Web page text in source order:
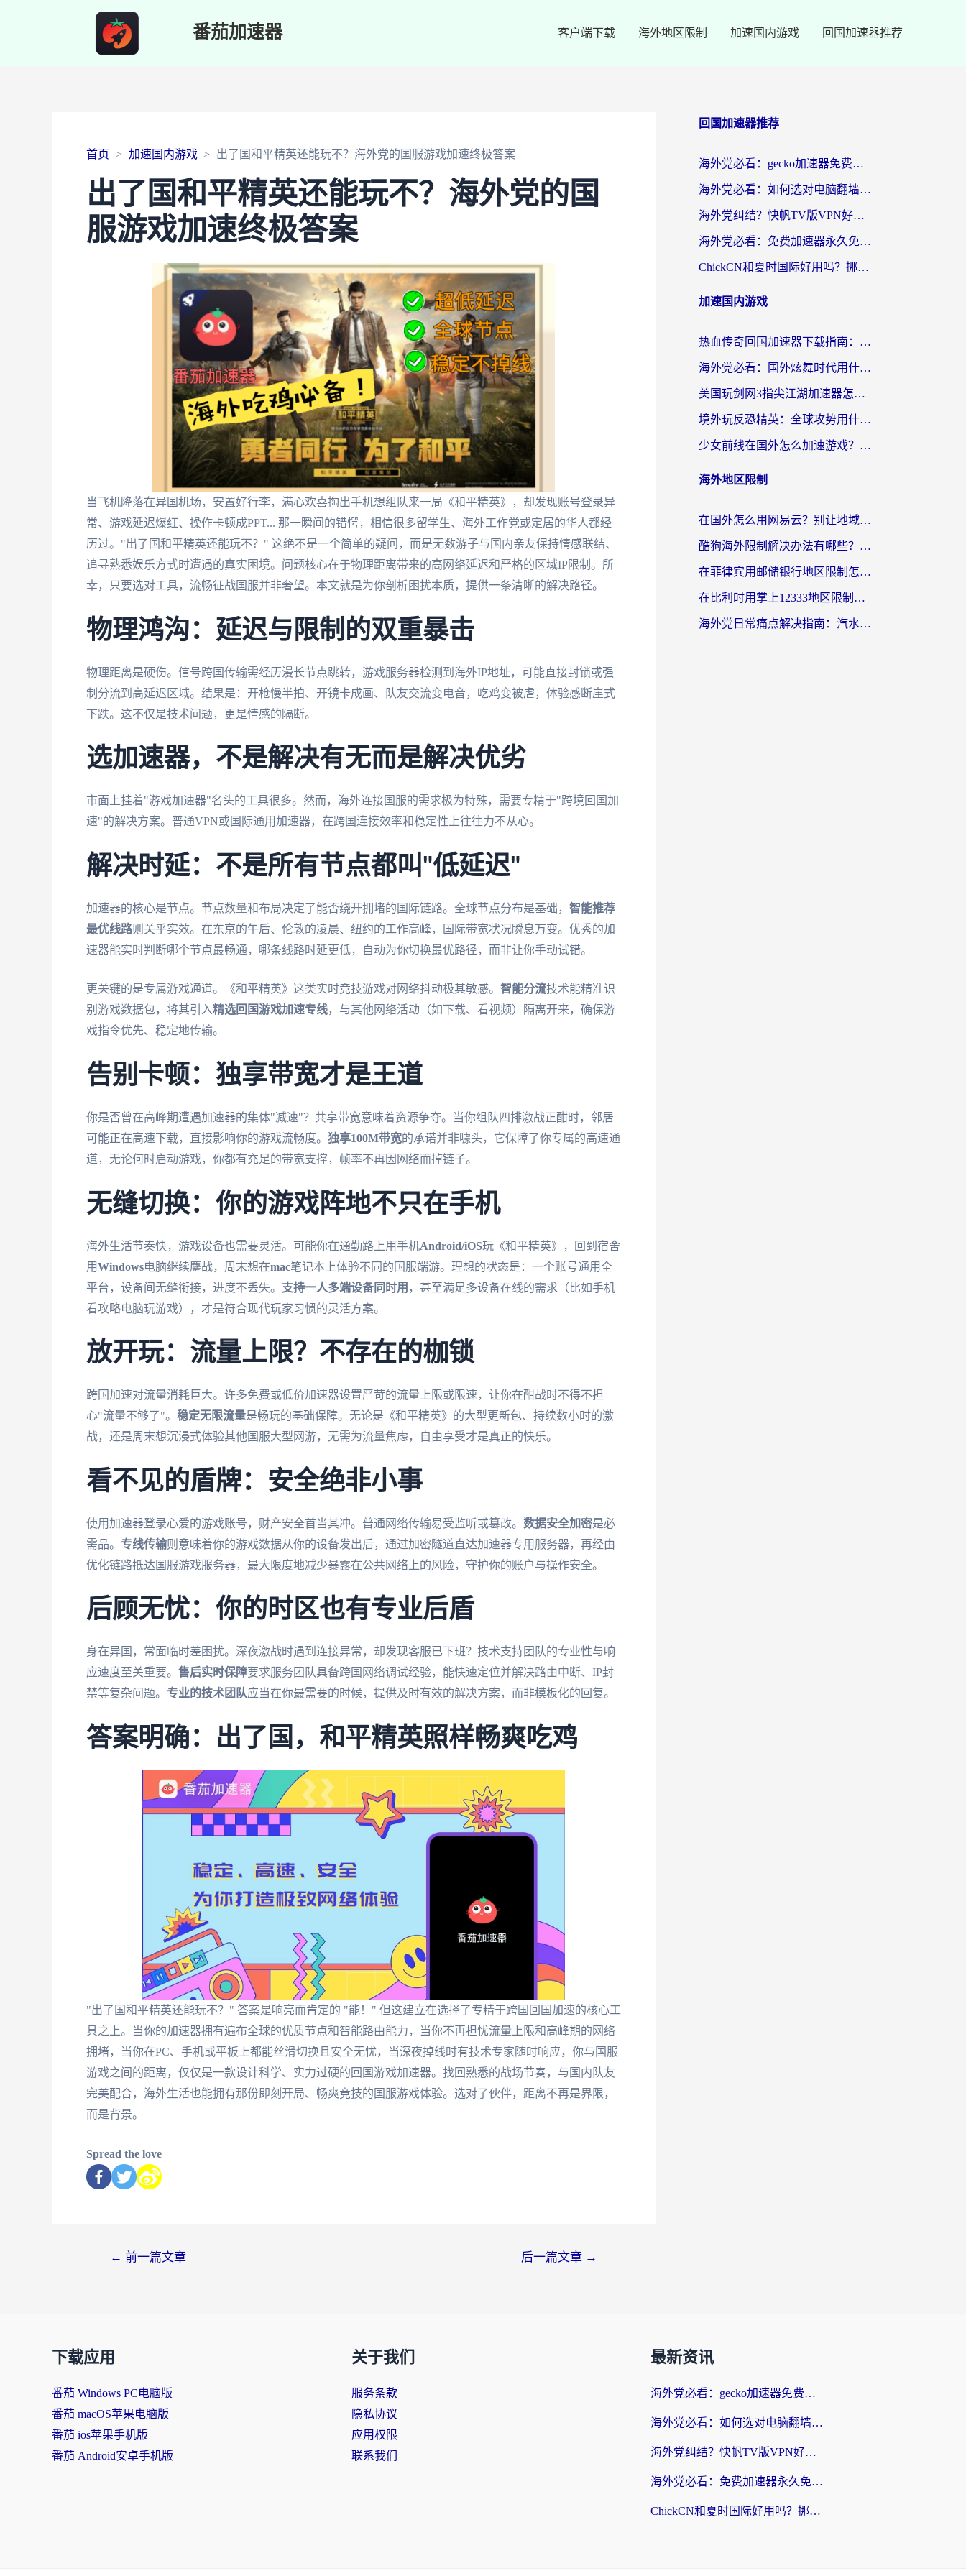
番茄加速器 客户端下载 海外地区限制 加速国内游戏 回国加速器推荐
首页 加速国内游戏 出了国和平精英还能玩不？海外党的国服游戏加速终极答案
出了国和平精英还能玩不？海外党的国
服游戏加速终极答案
当飞机降落在异国机场，安置好行李，满心欢喜掏出手机想组队来一局《和平精英》，却发现账号登录异
常、游戏延迟爆红、操作卡顿成PPT... 那一瞬间的错愕，相信很多留学生、海外工作党或定居的华人都经
历过。"出了国和平精英还能玩不？" 这绝不是一个简单的疑问，而是无数游子与国内亲友保持情感联结、
追寻熟悉娱乐方式时遭遇的真实困境。问题核心在于物理距离带来的高网络延迟和严格的区域IP限制。所
幸，只要选对工具，流畅征战国服并非奢望。本文就是为你剖析困扰本质，提供一条清晰的解决路径。
物理鸿沟：延迟与限制的双重暴击
物理距离是硬伤。信号跨国传输需经历漫长节点跳转，游戏服务器检测到海外IP地址，可能直接封锁或强
制分流到高延迟区域。结果是：开枪慢半拍、开镜卡成画、队友交流变电音，吃鸡变被虐，体验感断崖式
下跌。这不仅是技术问题，更是情感的隔断。
选加速器，不是解决有无而是解决优劣
市面上挂着"游戏加速器"名头的工具很多。然而，海外连接国服的需求极为特殊，需要专精于"跨境回国加
速"的解决方案。普通VPN或国际通用加速器，在跨国连接效率和稳定性上往往力不从心。
解决时延：不是所有节点都叫"低延迟"
加速器的核心是节点。节点数量和布局决定了能否绕开拥堵的国际链路。全球节点分布是基础， 智能推荐
最优线路则关乎实效。在东京的午后、伦敦的凌晨、纽约的工作高峰，国际带宽状况瞬息万变。优秀的加
速器能实时判断哪个节点最畅通，哪条线路时延更低，自动为你切换最优路径，而非让你手动试错。
更关键的是专属游戏通道。《和平精英》这类实时竞技游戏对网络抖动极其敏感。 智能分流技术能精准识
别游戏数据包，将其引入精选回国游戏加速专线，与其他网络活动（如下载、看视频）隔离开来，确保游
戏指令优先、稳定地传输。
告别卡顿：独享带宽才是王道
你是否曾在高峰期遭遇加速器的集体"减速"？共享带宽意味着资源争夺。当你组队四排激战正酣时，邻居
可能正在高速下载，直接影响你的游戏流畅度。 独享100M带宽的承诺并非噱头，它保障了你专属的高速通
道，无论何时启动游戏，你都有充足的带宽支撑，帧率不再因网络而掉链子。
无缝切换：你的游戏阵地不只在手机
海外生活节奏快，游戏设备也需要灵活。可能你在通勤路上用手机Android/iOS玩《和平精英》，回到宿舍
用Windows电脑继续鏖战，周末想在mac笔记本上体验不同的国服端游。理想的状态是：一个账号通用全
平台，设备间无缝衔接，进度不丢失。 支持一人多端设备同时用 ，甚至满足多设备在线的需求（比如手机
看攻略电脑玩游戏），才是符合现代玩家习惯的灵活方案。
放开玩：流量上限？不存在的枷锁
跨国加速对流量消耗巨大。许多免费或低价加速器设置严苛的流量上限或限速，让你在酣战时不得不担
心"流量不够了"。 稳定无限流量是畅玩的基础保障。无论是《和平精英》的大型更新包、持续数小时的激
战，还是周末想沉浸式体验其他国服大型网游，无需为流量焦虑，自由享受才是真正的快乐。
看不见的盾牌：安全绝非小事
使用加速器登录心爱的游戏账号，财产安全首当其冲。普通网络传输易受监听或篡改。 数据安全加密是必
需品。 专线传输则意味着你的游戏数据从你的设备发出后，通过加密隧道直达加速器专用服务器，再经由
优化链路抵达国服游戏服务器，最大限度地减少暴露在公共网络上的风险，守护你的账户与操作安全。
后顾无忧：你的时区也有专业后盾
身在异国，常面临时差困扰。深夜激战时遇到连接异常，却发现客服已下班？技术支持团队的专业性与响
应速度至关重要。 售后实时保障要求服务团队具备跨国网络调试经验，能快速定位并解决路由中断、IP封
禁等复杂问题。 专业的技术团队应当在你最需要的时候，提供及时有效的解决方案，而非模板化的回复。
答案明确：出了国，和平精英照样畅爽吃鸡
"出了国和平精英还能玩不？" 答案是响亮而肯定的 "能！" 但这建立在选择了专精于跨国回国加速的核心工
具之上。当你的加速器拥有遍布全球的优质节点和智能路由能力，当你不再担忧流量上限和高峰期的网络
拥堵，当你在PC、手机或平板上都能丝滑切换且安全无忧，当深夜掉线时有技术专家随时响应，你与国服
游戏之间的距离，仅仅是一款设计科学、实力过硬的回国游戏加速器。找回熟悉的战场节奏，与国内队友
完美配合，海外生活也能拥有那份即刻开局、畅爽竞技的国服游戏体验。选对了伙伴，距离不再是界限，
而是背景。
Spread the love
← 前一篇文章 后一篇文章 →
回国加速器推荐
海外党必看：gecko加速器免费试用？教你选对回国加速器，无缝刷国内剧玩游戏
海外党必看：如何选对电脑翻墙回国软件，轻松解锁国内资源？
海外党纠结？快帆TV版VPN好用吗？和扇贝手游VPN对比哪个回国效果更好？
海外党必看：免费加速器永久免费真的存在吗？教你选对回国加速器无缝刷国内资源
ChickCN和夏时国际好用吗？挪威留学生亲测3款回国加速器，附穿梭和加速喵对比指南
加速国内游戏
热血传奇回国加速器下载指南：海外玩家如何流畅砍怪不卡顿？
海外党必看：国外炫舞时代用什么加速器比较好？解决延迟卡顿的终极方案
美国玩剑网3指尖江湖加速器怎么选？海外党亲测避坑指南
境外玩反恐精英：全球攻势用什么加速器？2026海外玩家亲测实用指南
少女前线在国外怎么加速游戏？海外玩家必看的国服游戏畅玩指南
海外地区限制
在国外怎么用网易云？别让地域限制断了你的中文歌单——附听书社交定位解决方案
酷狗海外限制解决办法有哪些？留学生亲测有效的回国加速指南
在菲律宾用邮储银行地区限制怎么办？海外华人必看的回国加速解决方案
在比利时用掌上12333地区限制怎么办？海外华人亲测有效的回国加速方案
海外党日常痛点解决指南：汽水有些音乐在国外无法播放怎么办？
下载应用
番茄 Windows PC电脑版
番茄 macOS苹果电脑版
番茄 ios苹果手机版
番茄 Android安卓手机版
关于我们
服务条款
隐私协议
应用权限
联系我们
最新资讯
海外党必看：gecko加速器免费试用？教你选对回国加速器，无缝刷国内剧玩游戏
海外党必看：如何选对电脑翻墙回国软件，轻松解锁国内资源？
海外党纠结？快帆TV版VPN好用吗？和扇贝手游VPN对比哪个回国效果更好？
海外党必看：免费加速器永久免费真的存在吗？教你选对回国加速器无缝刷国内资源
ChickCN和夏时国际好用吗？挪威留学生亲测3款回国加速器，附穿梭和加速喵对比指南